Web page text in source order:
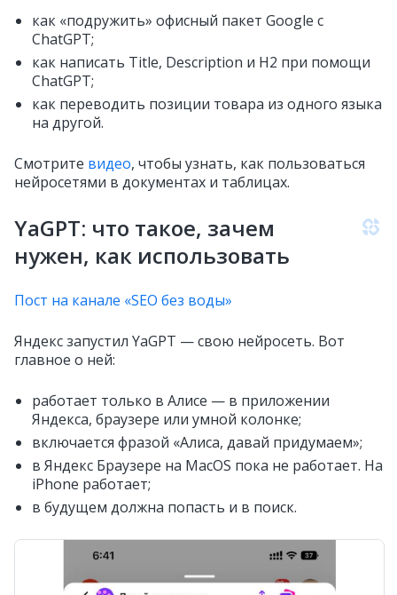
как «подружить» офисный пакет Google с
ChatGPT;
как написать Title, Description и H2 при помощи
ChatGPT;
как переводить позиции товара из одного языка
на другой.
Смотрите видео, чтобы узнать, как пользоваться
нейросетями в документах и таблицах.
YaGPT: что такое, зачем
нужен, как использовать
Пост на канале «SEO без воды»
Яндекс запустил YaGPT — свою нейросеть. Вот
главное о ней:
работает только в Алисе — в приложении
Яндекса, браузере или умной колонке;
включается фразой «Алиса, давай придумаем»;
в Яндекс Браузере на MacOS пока не работает. На
iPhone работает;
в будущем должна попасть и в поиск.